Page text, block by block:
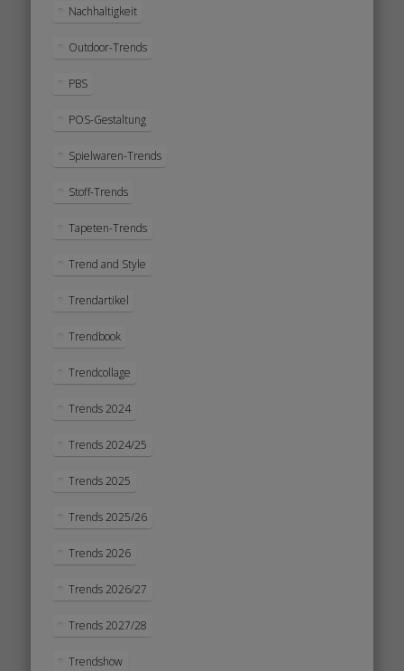
Nachhaltigkeit
Outdoor-Trends
PBS
POS-Gestaltung
Spielwaren-Trends
Stoff-Trends
Tapeten-Trends
Trend and Style
Trendartikel
Trendbook
Trendcollage
Trends 2024
Trends 2024/25
Trends 2025
Trends 2025/26
Trends 2026
Trends 2026/27
Trends 2027/28
Trendshow